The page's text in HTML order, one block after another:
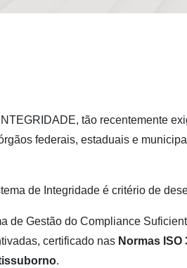
tão recentemente
federais, estaduais e
de Integridade é critério de
de Gestão do Compliance
certificado nas Normas ISO
.